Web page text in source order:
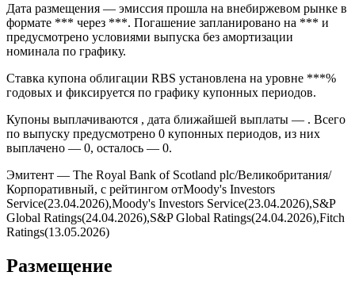
Дата размещения — эмиссия прошла на внебиржевом рынке в
формате *** через ***. Погашение запланировано на *** и
предусмотрено условиями выпуска без амортизации
номинала по графику.
Ставка купона облигации RBS установлена на уровне ***%
годовых и фиксируется по графику купонных периодов.
Купоны выплачиваются , дата ближайшей выплаты — . Всего
по выпуску предусмотрено 0 купонных периодов, из них
выплачено — 0, осталось — 0.
Эмитент — The Royal Bank of Scotland plc/Великобритания/
Корпоративный, с рейтингом отMoody's Investors
Service(23.04.2026),Moody's Investors Service(23.04.2026),S&P
Global Ratings(24.04.2026),S&P Global Ratings(24.04.2026),Fitch
Ratings(13.05.2026)
Размещение